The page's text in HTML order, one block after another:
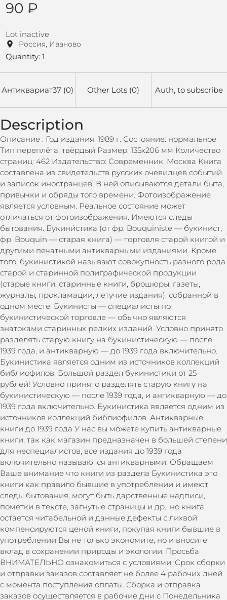
90 ₽
Lot inactive
Россия, Иваново
Quantity: 1
Антиквариат37 (0) Other Lots (0) Auth, to subscribe
Description
Описание : Год издания: 1989 г. Состояние: нормальное
Тип переплёта: твёрдый Размер: 135х206 мм Количество
страниц: 462 Издательство: Современник, Москва Книга
составлена из свидетельств русских очевидцев событий
и записок иностранцев. В ней описываются детали быта,
привычки и обряды того времени. Фотоизображение
является условным. Реальное состояние может
отличаться от фотоизображения. Имеются следы
бытования. Букини́стика (от фр. Bouquiniste — букинист,
фр. Bouquin — старая книга) — торговля старой книгой и
другими печатными антикварными изданиями. Кроме
того, букинистикой называют совокупность разного рода
старой и старинной полиграфической продукции
(старые книги, старинные книги, брошюры, газеты,
журналы, прокламации, летучие издания), собранной в
одном месте. Букинисты — специалисты по
букинистической торговле — обычно являются
знатоками старинных редких изданий. Условно принято
разделять старую книгу на букинистическую — после
1939 года, и антикварную — до 1939 года включительно.
Букинистика является одним из источников коллекций
библиофилов. Большой раздел букинистики от 25
рублей! Условно принято разделять старую книгу на
букинистическую — после 1939 года, и антикварную — до
1939 года включительно. Букинистика является одним из
источников коллекций библиофилов. Антикварные
книги до 1939 года У нас вы можете купить антикварные
книги, так как магазин предназначен в большей степени
для неспециалистов, все издания до 1939 года
включительно называются антикварными. Обращаем
Ваше внимание что книги из раздела Букинистика это
книги как правило бывшие в употреблении и имеют
следы бытования, могут быть дарственные надписи,
пометки в тексте, загнутые страницы и др., но книга
остается читабельной и данные дефекты с лихвой
компенсируются ценой книги, покупая книги бывшие в
употреблении Вы не только экономите, но и вносите
вклад в сохранении природы и экологии. Просьба
ВНИМАТЕЛЬНО ознакомиться с условиями: Срок сборки
и отправки заказов составляет не более 4 рабочих дней
с момента поступления оплаты. Сборка и отправка
заказов осуществляется в рабочие дни с Понедельника